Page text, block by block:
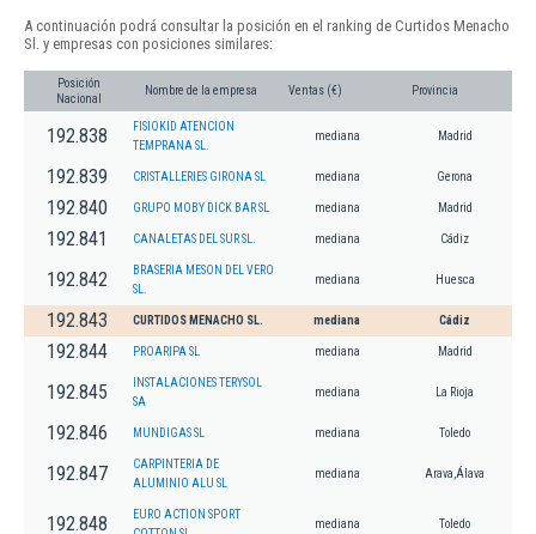
A continuación podrá consultar la posición en el ranking de Curtidos Menacho
Sl. y empresas con posiciones similares:
Posición
Nacional
Nombre de la empresa Ventas (€) Provincia
192.838
FISIOKID ATENCION
TEMPRANA SL.
mediana Madrid
192.839 CRISTALLERIES GIRONA SL mediana Gerona
192.840 GRUPO MOBY DICK BAR SL mediana Madrid
192.841 CANALETAS DEL SUR SL. mediana Cádiz
192.842
BRASERIA MESON DEL VERO
SL.
mediana Huesca
192.843 CURTIDOS MENACHO SL. mediana Cádiz
192.844 PROARIPA SL mediana Madrid
192.845
INSTALACIONES TERYSOL
SA
mediana La Rioja
192.846 MUNDIGAS SL mediana Toledo
192.847
CARPINTERIA DE
ALUMINIO ALU SL
mediana Arava,Álava
192.848
EURO ACTION SPORT
mediana Toledo